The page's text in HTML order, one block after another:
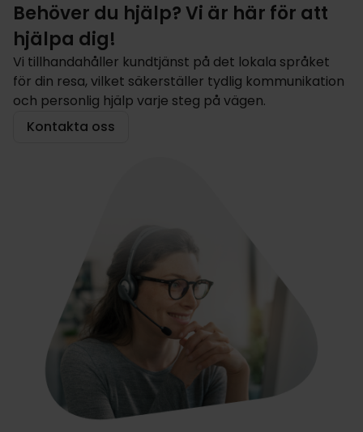
Behöver du hjälp? Vi är här för att
hjälpa dig!
Vi tillhandahåller kundtjänst på det lokala språket
för din resa, vilket säkerställer tydlig kommunikation
och personlig hjälp varje steg på vägen.
Kontakta oss